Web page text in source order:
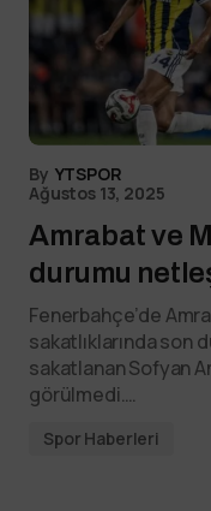
By YTSPOR
Ağustos 13, 2025
Amrabat ve
durumu
Fenerbahçe’de
sakatlıklarında son
sakatlanan Sofyan
görülmedi.…
Spor Haberleri